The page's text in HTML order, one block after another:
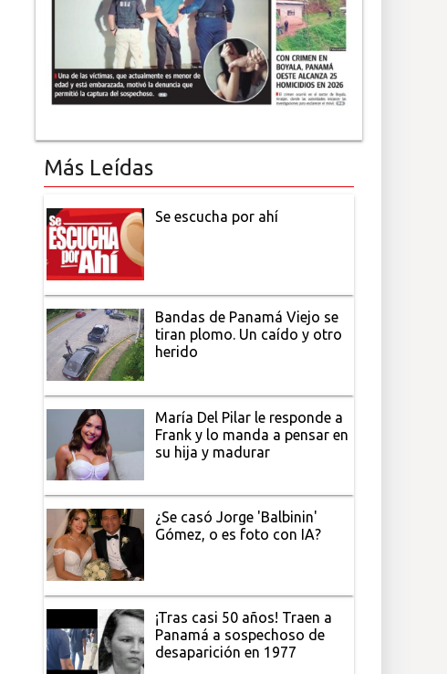
Más Leídas
Se escucha por ahí
Bandas de Panamá Viejo se
tiran plomo. Un caído y otro
herido
María Del Pilar le responde a
Frank y lo manda a pensar en
su hija y madurar
¿Se casó Jorge 'Balbinin'
Gómez, o es foto con IA?
¡Tras casi 50 años! Traen a
Panamá a sospechoso de
desaparición en 1977